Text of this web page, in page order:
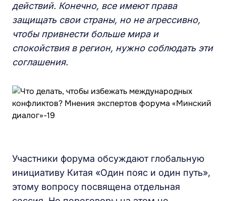
действий. Конечно, все имеют права
защищать свои страны, но не агрессивно,
чтобы привнести больше мира и
спокойствия в регион, нужно соблюдать эти
соглашения.
Участники форума обсуждают глобальную
инициативу Китая «Один пояс и один путь»,
этому вопросу посвящена отдельная